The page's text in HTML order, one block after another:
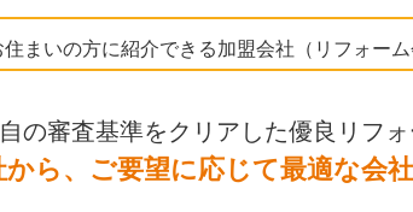
まいの方に紹介できる加盟会社（リフォーム
の審査基準をクリアした優良リフォ
ら、ご要望に応じて最適な会